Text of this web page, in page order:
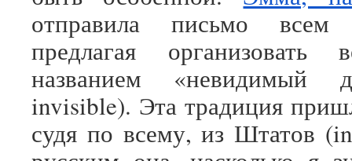
отправила письмо всем
предлагая организовать
названием «невидимый
invisible). Эта традиция
судя по всему, из Штатов